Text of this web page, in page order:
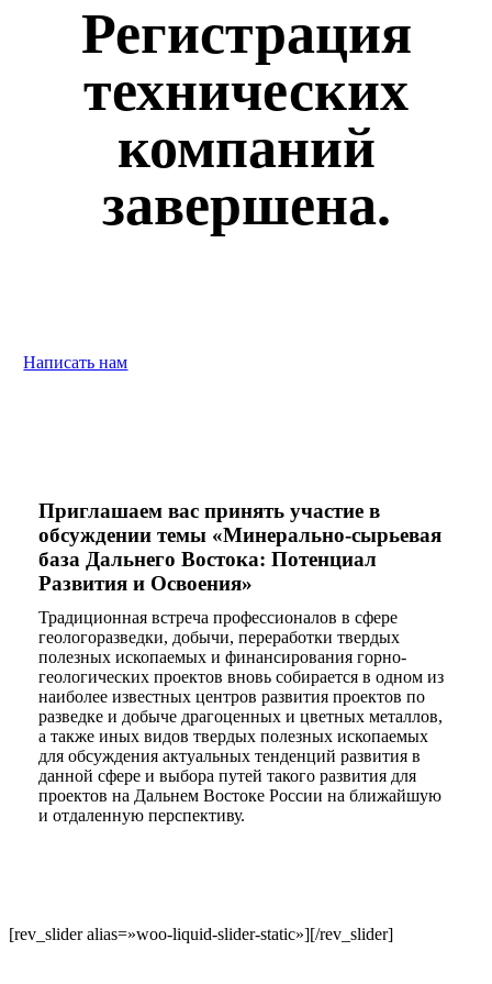
Регистрация
технических
компаний
завершена.
Написать нам
Приглашаем вас принять участие в
обсуждении темы «Минерально-сырьевая
база Дальнего Востока: Потенциал
Развития и Освоения»
Традиционная встреча профессионалов в сфере
геологоразведки, добычи, переработки твердых
полезных ископаемых и финансирования горно-
геологических проектов вновь собирается в одном из
наиболее известных центров развития проектов по
разведке и добыче драгоценных и цветных металлов,
а также иных видов твердых полезных ископаемых
для обсуждения актуальных тенденций развития в
данной сфере и выбора путей такого развития для
проектов на Дальнем Востоке России на ближайшую
и отдаленную перспективу.
[rev_slider alias=»woo-liquid-slider-static»][/rev_slider]